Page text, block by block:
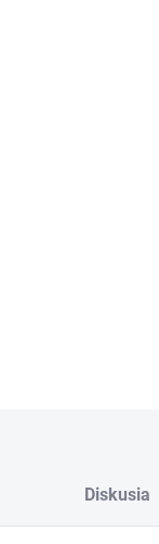
Diskusia